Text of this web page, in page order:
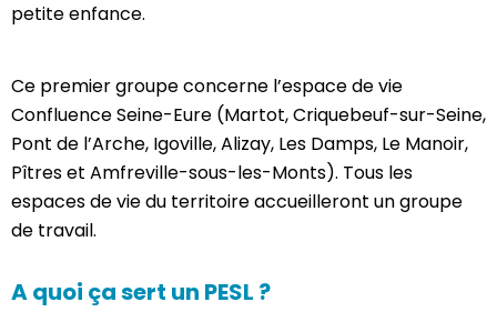
petite enfance.
Ce premier groupe concerne l’espace de vie
Confluence Seine-Eure (Martot, Criquebeuf-sur-Seine,
Pont de l’Arche, Igoville, Alizay, Les Damps, Le Manoir,
Pîtres et Amfreville-sous-les-Monts). Tous les
espaces de vie du territoire accueilleront un groupe
de travail.
A quoi ça sert un PESL ?